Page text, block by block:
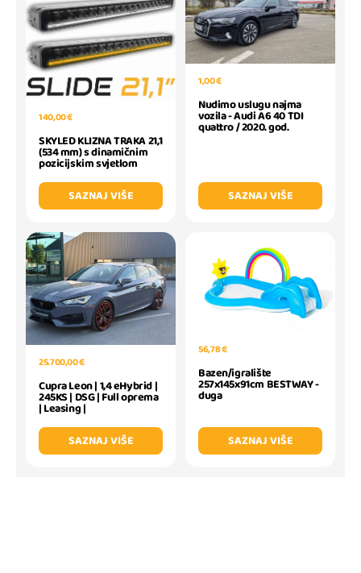
140,00 €
SKYLED KLIZNA TRAKA 21,1
(534 mm) s dinamičnim
pozicijskim svjetlom
SAZNAJ VIŠE
1,00 €
Nudimo uslugu najma
vozila - Audi A6 40 TDI
quattro / 2020. god.
SAZNAJ VIŠE
25.700,00 €
Cupra Leon | 1,4 eHybrid |
245KS | DSG | Full oprema
| Leasing |
SAZNAJ VIŠE
56,78 €
Bazen/igralište
257x145x91cm BESTWAY -
duga
SAZNAJ VIŠE